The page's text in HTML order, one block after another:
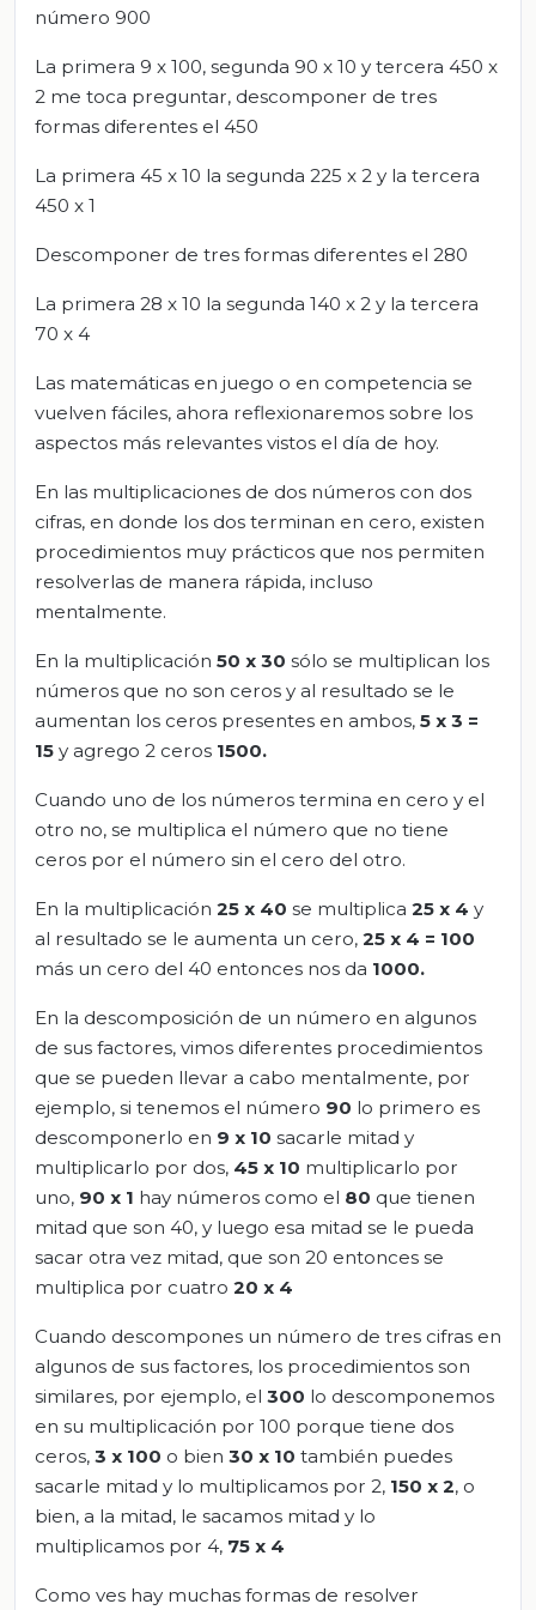
número 900
La primera 9 x 100, segunda 90 x 10 y tercera 450 x
2 me toca preguntar, descomponer de tres
formas diferentes el 450
La primera 45 x 10 la segunda 225 x 2 y la tercera
450 x 1
Descomponer de tres formas diferentes el 280
La primera 28 x 10 la segunda 140 x 2 y la tercera
70 x 4
Las matemáticas en juego o en competencia se
vuelven fáciles, ahora reflexionaremos sobre los
aspectos más relevantes vistos el día de hoy.
En las multiplicaciones de dos números con dos
cifras, en donde los dos terminan en cero, existen
procedimientos muy prácticos que nos permiten
resolverlas de manera rápida, incluso
mentalmente.
En la multiplicación 50 x 30 sólo se multiplican los
números que no son ceros y al resultado se le
aumentan los ceros presentes en ambos, 5 x 3 =
15 y agrego 2 ceros 1500.
Cuando uno de los números termina en cero y el
otro no, se multiplica el número que no tiene
ceros por el número sin el cero del otro.
En la multiplicación 25 x 40 se multiplica 25 x 4 y
al resultado se le aumenta un cero, 25 x 4 = 100
más un cero del 40 entonces nos da 1000.
En la descomposición de un número en algunos
de sus factores, vimos diferentes procedimientos
que se pueden llevar a cabo mentalmente, por
ejemplo, si tenemos el número 90 lo primero es
descomponerlo en 9 x 10 sacarle mitad y
multiplicarlo por dos, 45 x 10 multiplicarlo por
uno, 90 x 1 hay números como el 80 que tienen
mitad que son 40, y luego esa mitad se le pueda
sacar otra vez mitad, que son 20 entonces se
multiplica por cuatro 20 x 4
Cuando descompones un número de tres cifras en
algunos de sus factores, los procedimientos son
similares, por ejemplo, el 300 lo descomponemos
en su multiplicación por 100 porque tiene dos
ceros, 3 x 100 o bien 30 x 10 también puedes
sacarle mitad y lo multiplicamos por 2, 150 x 2, o
bien, a la mitad, le sacamos mitad y lo
multiplicamos por 4, 75 x 4
Como ves hay muchas formas de resolver